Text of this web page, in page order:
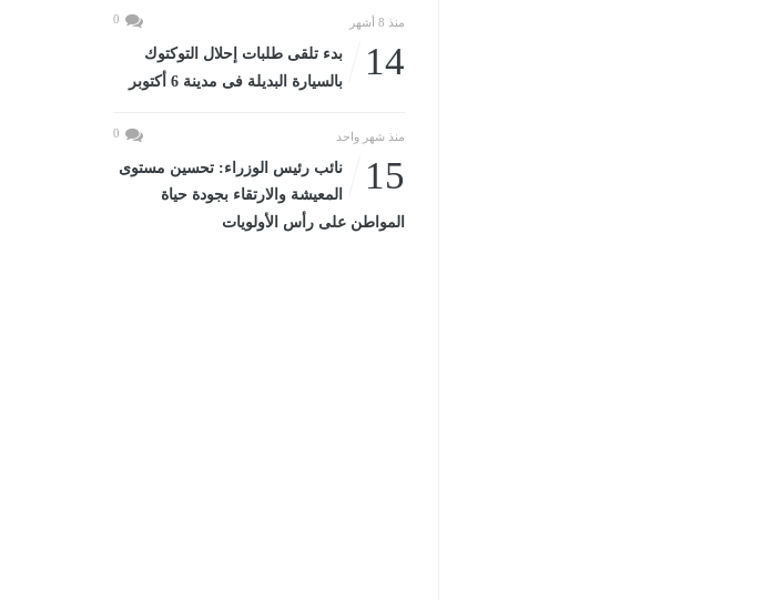
منذ 8 أشهر 0
14
بدء تلقى طلبات إحلال التوكتوك
بالسيارة البديلة فى مدينة 6 أكتوبر
منذ شهر واحد 0
15
نائب رئيس الوزراء: تحسين مستوى
المعيشة والارتقاء بجودة حياة
المواطن على رأس الأولويات